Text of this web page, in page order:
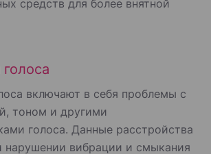
средств для более внятной
голоса
включают в себя проблемы с
тоном и другими
голоса. Данные расстройства
нарушении вибрации и смыкания